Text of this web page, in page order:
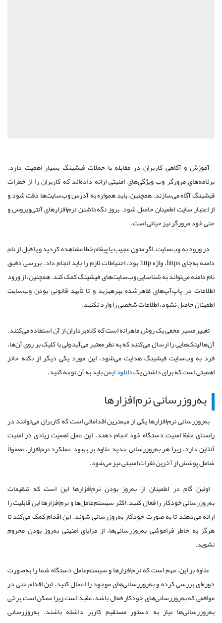
آموزش و آگاهی کاربران در مقابله با حملات فیشینگ بسیار اهمیت دارد.
برنامه‌های مرورگر وب ویژگی‌های امنیتی ارائه داده‌اند که کاربران را از خطرات
فیشینگ آگاه می‌سازند. همچنین، باید همواره به آدرس وب‌سایت‌ها دقت شود و
از اعتبار سایت اطمینان حاصل شود. بروز نگه‌داشتن نرم‌افزارهای آنتی‌ویروس و
حتی خود مرورگر نیز حیاتی است.
در ورود به وب‌سایت، اگر متون عجیب یا پیغام خطا مشاهده کردید و یا قبل از نام
دامنه به‌جای https، واژه http بود، احتیاطات لازم را باید انجام داد. بررسی دقیق
نام دامنه می‌تواند به شناسایی وب‌سایت‌های فیشینگ کمک کند. همچنین، از ورود
اطلاعات در پاپ‌آپ‌های ظاهرشده بپرهیزید و تا تأیید قانونی بودن وب‌سایت
اطمینان حاصل نشود، اطلاعات شخصی را وارد نکنید.
تغییر مسیر مخفی یک روش ماهرانه است که کلاه‌برداران از آن استفاده می‌کنند.
آن‌ها لینک‌هایی را ارسال می‌کنند که به نظر معتبر می‌آید ولی با کلیک بر روی آن‌ها،
فرد به وب‌سایت فیشینگ هدایت می‌شود. این مورد یکی دیگر از نکته حائز
اهمیتی است که برای داشتن یکدانلود ایمنباید به آن توجه کنید.
به‌روزرسانی نرم‌افزارها
به‌روزرسانی نرم‌افزارها یکی از مهمترین اقداماتی است که کاربران می‌توانند در
راستای حفظ امنیت دستگاه خود انجام دهند. این عمل اهمیت زیادی در امنیت
آنلاین دارد، زیرا هر به‌روزرسانی جدید علاوه بر بهبود عملکرد نرم‌افزار، معمولاً
شامل پوشش از آخرین ثغرات امنیتی نیز می‌شود.
اولین گام در اطمینان از به‌روز بودن نرم‌افزارها این است که تنظیمات
به‌روزرسانی خودکار را فعال کنید. اکثر سیستم‌عامل‌ها و نرم‌افزارها این قابلیت را
ارائه می‌دهند تا به صورت خودکار به‌روزرسانی شوند. این اقدام کمک می‌کند تا
هرگز به خاطر فراموشی به‌روزرسانی‌ها، از مزایای امنیتی به‌روز بودن محروم
نشوید.
علاوه بر این، مهم است که نرم‌افزارها و سیستم‌عامل دستگاه شما را به‌صورت
دوره‌ای بررسی کرده و به‌روزرسانی‌های موجود را اعمال کنید. این اقدام حتی در
مواقعی که به‌روزرسانی‌های خودکار فعال باشد، مفید است زیرا ممکن است برخی
به‌روزرسانی‌ها نیاز به دستور مستقیم کاربر داشته باشند. به‌روزرسانی